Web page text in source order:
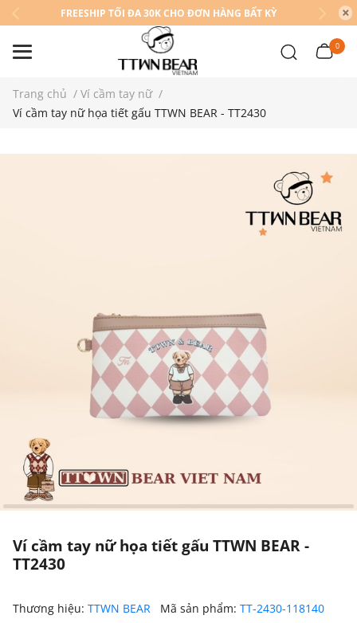
FREESHIP TỐI ĐA 30K CHO ĐƠN HÀNG BẤT KỲ
0
Trang chủ / Ví cầm tay nữ /
Ví cầm tay nữ họa tiết gấu TTWN BEAR - TT2430
Ví cầm tay nữ họa tiết gấu TTWN BEAR -
TT2430
Thương hiệu: TTWN BEAR Mã sản phẩm: TT-2430-118140